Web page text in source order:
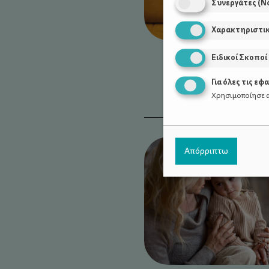
Συνεργάτες
Ειδικοί Σκοποί
Για όλες τις
Χρησιμοποίησε
Απόρριπτω